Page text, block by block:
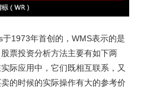
1973年首创的，WMS表示的是
票投资分析方法主要有如下两
际应用中，它们既相互联系，又
的时候的实际操作有大的参考价